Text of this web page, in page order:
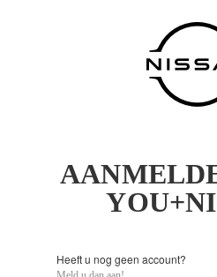
Heeft u nog geen account?